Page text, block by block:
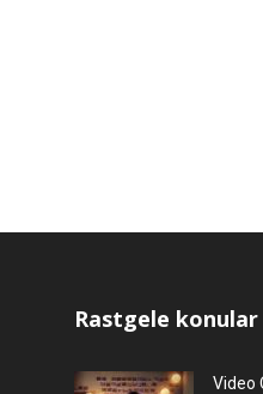
Rastgele konular
Video